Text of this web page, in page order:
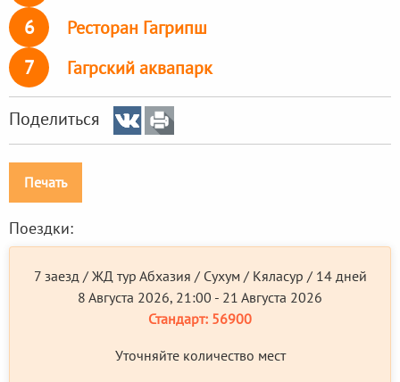
6 Ресторан Гагрипш
7 Гагрский аквапарк
Поделиться
Печать
Поездки:
7 заезд / ЖД тур Абхазия / Сухум / Кяласур / 14 дней
8 Августа 2026, 21:00 - 21 Августа 2026
Стандарт: 56900
Уточняйте количество мест